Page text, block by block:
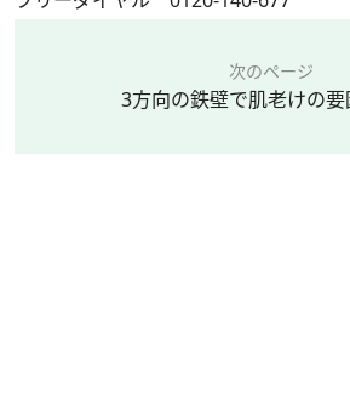
次のページ
3方向の鉄壁で肌老けの